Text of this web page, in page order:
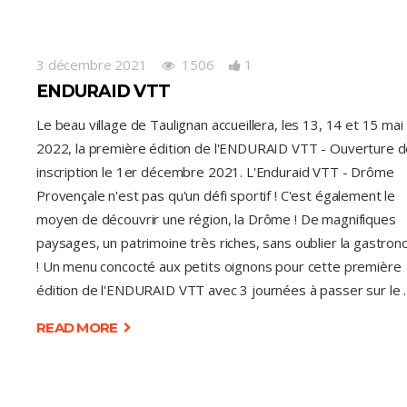
3 décembre 2021 1506 1
ENDURAID VTT
Le beau village de Taulignan accueillera, les 13, 14 et 15 mai
2022, la première édition de l'ENDURAID VTT - Ouverture
inscription le 1er décembre 2021. L'Enduraid VTT - Drôme
Provençale n'est pas qu'un défi sportif ! C'est également le
moyen de découvrir une région, la Drôme ! De magnifiques
paysages, un patrimoine très riches, sans oublier la
! Un menu concocté aux petits oignons pour cette première
édition de l'ENDURAID VTT avec 3 journées à passer sur le
READ MORE